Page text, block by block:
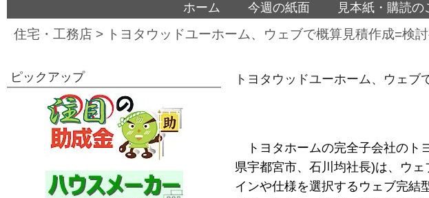
ホーム 今週の紙面 見本紙・購読の
住宅・工務店 > トヨタウッドユーホーム、ウェブで概算見積作成=検
トヨタウッドユーホーム、ウェ
トヨタホームの完全子会社のト
県宇都宮市、石川均社長)は、ウ
インや仕様を選択するウェブ完結
ピックアップ